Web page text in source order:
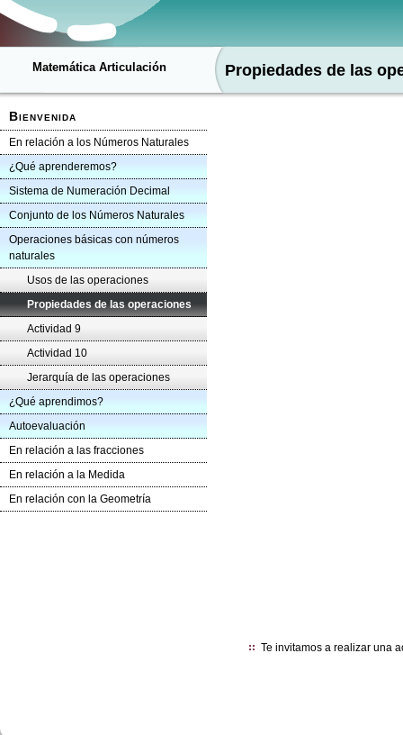
Matemática Articulación
Bienvenida
En relación a los Números Naturales
¿Qué aprenderemos?
Sistema de Numeración Decimal
Conjunto de los Números Naturales
Operaciones básicas con números
naturales
Usos de las operaciones
Propiedades de las operaciones
Actividad 9
Actividad 10
Jerarquía de las operaciones
¿Qué aprendimos?
Autoevaluación
En relación a las fracciones
En relación a la Medida
En relación con la Geometría
Propiedades de las
Te invitamos a realizar una